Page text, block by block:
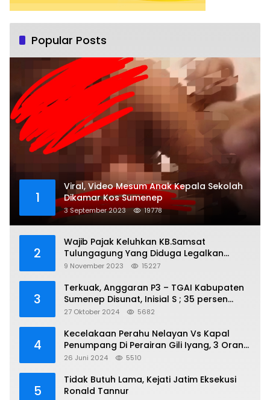
Popular Posts
1
Viral, Video Mesum Anak Kepala Sekolah
Dikamar Kos Sumenep
3 September 2023 19778
2
Wajib Pajak Keluhkan KB.Samsat
Tulungagung Yang Diduga Legalkan
Pungli
9 November 2023 15227
3
Terkuak, Anggaran P3 – TGAI Kabupaten
Sumenep Disunat, Inisial S ; 35 persen
Bagian Oknum DPR- RI
27 Oktober 2024 5682
4
Kecelakaan Perahu Nelayan Vs Kapal
Penumpang Di Perairan Gili Iyang, 3 Orang
Hilang
26 Juni 2024 5510
5
Tidak Butuh Lama, Kejati Jatim Eksekusi
Ronald Tannur